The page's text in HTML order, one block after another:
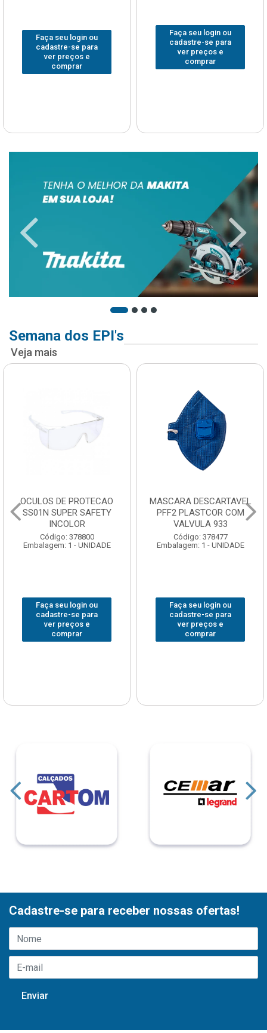
Faça seu login ou
cadastre-se para
ver preços e
comprar
Faça seu login ou
cadastre-se para
ver preços e
comprar
Semana dos EPI's
Veja mais
OCULOS DE PROTECAO
SS01N SUPER SAFETY
INCOLOR
Código: 378800
Embalagem: 1 - UNIDADE
Faça seu login ou
cadastre-se para
ver preços e
comprar
MASCARA DESCARTAVEL
PFF2 PLASTCOR COM
VALVULA 933
Código: 378477
Embalagem: 1 - UNIDADE
Faça seu login ou
cadastre-se para
ver preços e
comprar
Cadastre-se para receber nossas ofertas!